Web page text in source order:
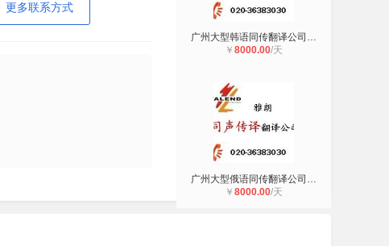
更多联系方式
广州大型韩语同传翻译公司广州雅朗翻
￥ 8000.00/天
广州大型俄语同传翻译公司广州雅朗翻
￥ 8000.00/天